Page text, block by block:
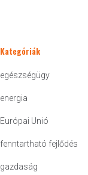
Kategóriák
egészségügy
energia
Európai Unió
fenntartható fejlődés
gazdaság